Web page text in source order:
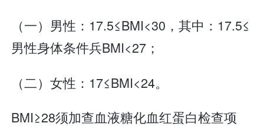
（一）男性：17.5≤BMI<30，其中：17.5≤
男性身体条件兵BMI<27；
（二）女性：17≤BMI<24。
BMI≥28须加查血液糖化血红蛋白检查项